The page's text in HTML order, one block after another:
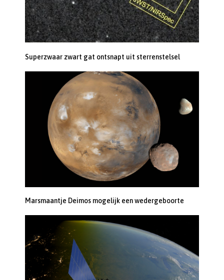
Superzwaar zwart gat ontsnapt uit sterrenstelsel
Marsmaantje Deimos mogelijk een wedergeboorte